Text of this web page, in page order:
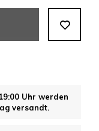
Uhr werden
versandt.